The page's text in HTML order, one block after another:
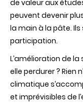
de valeur aux
peuvent devenir
la main à la pâte.
participation.
L’amélioration de
elle perdurer ? Rien
climatique
et imprévisibles de